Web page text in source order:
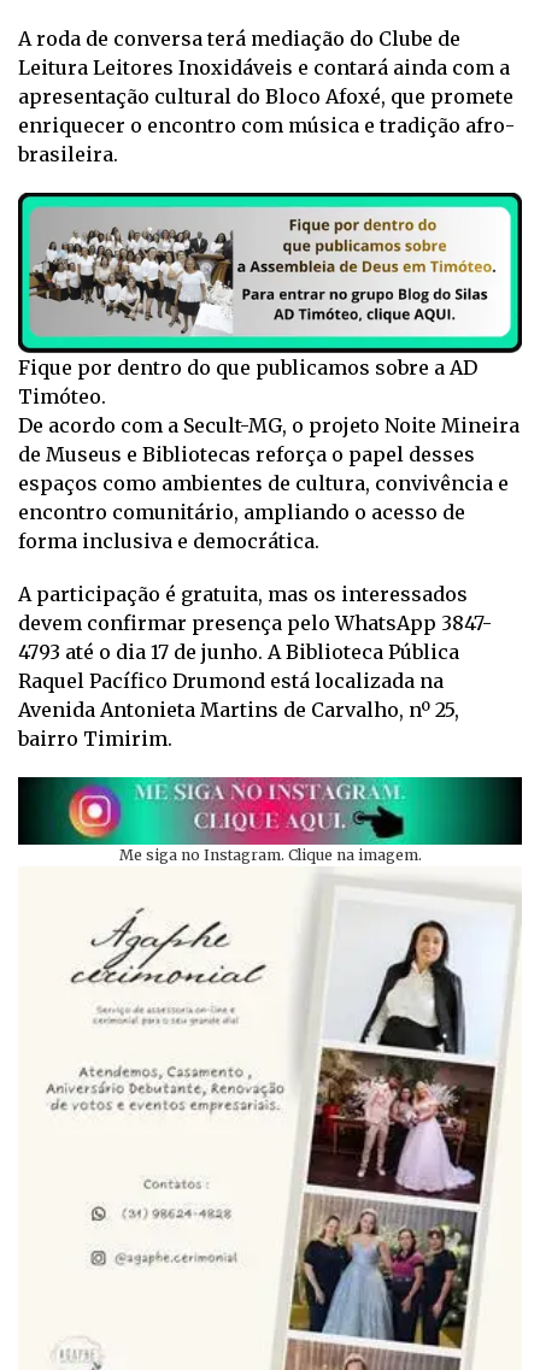
A roda de conversa terá mediação do Clube de
Leitura Leitores Inoxidáveis e contará ainda com a
apresentação cultural do Bloco Afoxé, que promete
enriquecer o encontro com música e tradição afro-
brasileira.
Fique por dentro do que publicamos sobre a AD
Timóteo.
De acordo com a Secult-MG, o projeto Noite Mineira
de Museus e Bibliotecas reforça o papel desses
espaços como ambientes de cultura, convivência e
encontro comunitário, ampliando o acesso de
forma inclusiva e democrática.
A participação é gratuita, mas os interessados
devem confirmar presença pelo WhatsApp 3847-
4793 até o dia 17 de junho. A Biblioteca Pública
Raquel Pacífico Drumond está localizada na
Avenida Antonieta Martins de Carvalho, nº 25,
bairro Timirim.
Me siga no Instagram. Clique na imagem.